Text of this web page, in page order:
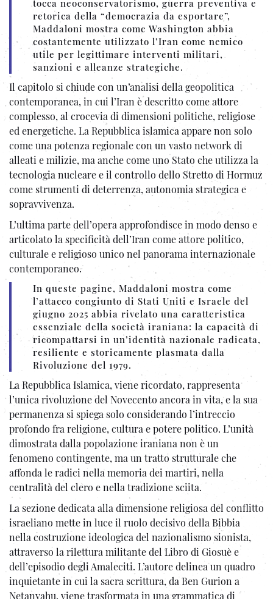
tocca neoconservatorismo, guerra preventiva e
retorica della “democrazia da esportare”,
Maddaloni mostra come Washington abbia
costantemente utilizzato l’Iran come nemico
utile per legittimare interventi militari,
sanzioni e alleanze strategiche.
Il capitolo si chiude con un’analisi della geopolitica
contemporanea, in cui l’Iran è descritto come attore
complesso, al crocevia di dimensioni politiche, religiose
ed energetiche. La Repubblica islamica appare non solo
come una potenza regionale con un vasto network di
alleati e milizie, ma anche come uno Stato che utilizza la
tecnologia nucleare e il controllo dello Stretto di Hormuz
come strumenti di deterrenza, autonomia strategica e
sopravvivenza.
L’ultima parte dell’opera approfondisce in modo denso e
articolato la specificità dell’Iran come attore politico,
culturale e religioso unico nel panorama internazionale
contemporaneo.
In queste pagine, Maddaloni mostra come
l’attacco congiunto di Stati Uniti e Israele del
giugno 2025 abbia rivelato una caratteristica
essenziale della società iraniana: la capacità di
ricompattarsi in un’identità nazionale radicata,
resiliente e storicamente plasmata dalla
Rivoluzione del 1979.
La Repubblica Islamica, viene ricordato, rappresenta
l’unica rivoluzione del Novecento ancora in vita, e la sua
permanenza si spiega solo considerando l’intreccio
profondo fra religione, cultura e potere politico. L’unità
dimostrata dalla popolazione iraniana non è un
fenomeno contingente, ma un tratto strutturale che
affonda le radici nella memoria dei martiri, nella
centralità del clero e nella tradizione sciita.
La sezione dedicata alla dimensione religiosa del conflitto
israeliano mette in luce il ruolo decisivo della Bibbia
nella costruzione ideologica del nazionalismo sionista,
attraverso la rilettura militante del Libro di Giosuè e
dell’episodio degli Amaleciti. L’autore delinea un quadro
inquietante in cui la sacra scrittura, da Ben Gurion a
Netanyahu, viene trasformata in una grammatica di